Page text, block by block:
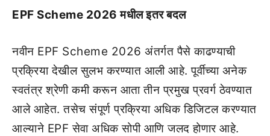
EPF Scheme 2026 मधील इतर बदल
नवीन EPF Scheme 2026 अंतर्गत पैसे काढण्याची
प्रक्रिया देखील सुलभ करण्यात आली आहे. पूर्वीच्या अनेक
स्वतंत्र श्रेणी कमी करून आता तीन प्रमुख प्रवर्ग ठेवण्यात
आले आहेत. तसेच संपूर्ण प्रक्रिया अधिक डिजिटल करण्यात
आल्याने EPF सेवा अधिक सोपी आणि जलद होणार आहे.